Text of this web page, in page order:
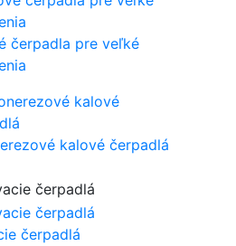
čerpadla pre veľké
kalové čerpadlá
čerpadlá